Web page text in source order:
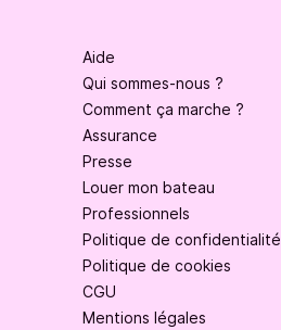
Aide
Qui sommes-nous ?
Comment ça marche ?
Assurance
Presse
Louer mon bateau
Professionnels
Politique de confidentialité
Politique de cookies
CGU
Mentions légales